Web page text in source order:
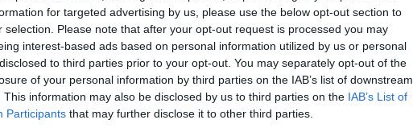
for targeted advertising by us, please use the below opt-out section to
selection. Please note that after your opt-out request is processed you may
interest-based ads based on personal information utilized by us or personal
to third parties prior to your opt-out. You may separately opt-out of the
of your personal information by third parties on the IAB’s list of downstream
This information may also be disclosed by us to third parties on the IAB’s List of
Participants that may further disclose it to other third parties.